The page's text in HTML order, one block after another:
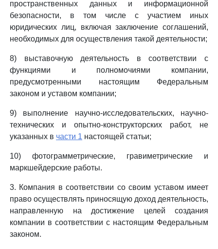
пространственных данных и информационной
безопасности, в том числе с участием иных
юридических лиц, включая заключение соглашений,
необходимых для осуществления такой деятельности;
8) выставочную деятельность в соответствии с
функциями и полномочиями компании,
предусмотренными настоящим Федеральным
законом и уставом компании;
9) выполнение научно-исследовательских, научно-
технических и опытно-конструкторских работ, не
указанных в части 1 настоящей статьи;
10) фотограмметрические, гравиметрические и
маркшейдерские работы.
3. Компания в соответствии со своим уставом имеет
право осуществлять приносящую доход деятельность,
направленную на достижение целей создания
компании в соответствии с настоящим Федеральным
законом.